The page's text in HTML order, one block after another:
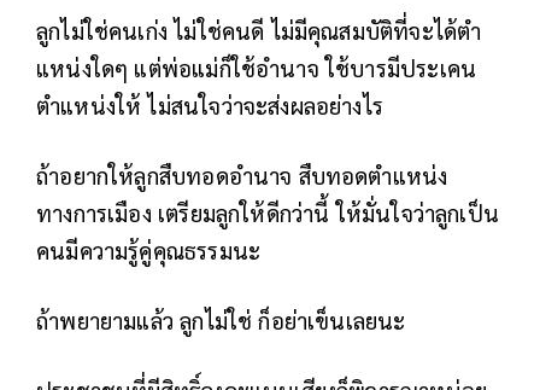
ลูกไม่ใช่คนเก่ง ไม่ใช่คนดี ไม่มีคุณสมบัติที่จะได้ตำ
แหน่งใดๆ แต่พ่อแม่ก็ใช้อำนาจ ใช้บารมีประเคน
ตำแหน่งให้ ไม่สนใจว่าจะส่งผลอย่างไร
ถ้าอยากให้ลูกสืบทอดอำนาจ สืบทอดตำแหน่ง
ทางการเมือง เตรียมลูกให้ดีกว่านี้ ให้มั่นใจว่าลูกเป็น
คนมีความรู้คู่คุณธรรมนะ
ถ้าพยายามแล้ว ลูกไม่ใช่ ก็อย่าเข็นเลยนะ